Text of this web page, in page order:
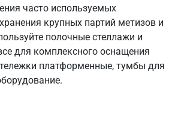
часто используемых
крупных партий метизов и
полочные стеллажи и
для комплексного оснащения
платформенные, тумбы для